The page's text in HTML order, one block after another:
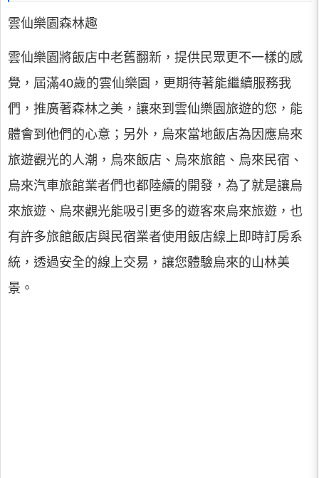
雲仙樂園森林趣
雲仙樂園將飯店中老舊翻新，提供民眾更不一樣的感
覺，屆滿40歲的雲仙樂園，更期待著能繼續服務我
們，推廣著森林之美，讓來到雲仙樂園旅遊的您，能
體會到他們的心意；另外，烏來當地飯店為因應烏來
旅遊觀光的人潮，烏來飯店、烏來旅館、烏來民宿、
烏來汽車旅館業者們也都陸續的開發，為了就是讓烏
來旅遊、烏來觀光能吸引更多的遊客來烏來旅遊，也
有許多旅館飯店與民宿業者使用飯店線上即時訂房系
統，透過安全的線上交易，讓您體驗烏來的山林美
景。